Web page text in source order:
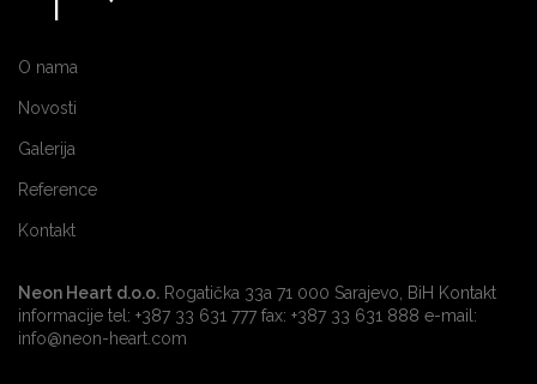
O nama
Novosti
Galerija
Reference
Kontakt
Neon Heart d.o.o. Rogatička 33a 71 000 Sarajevo, BiH Kontakt
informacije tel: +387 33 631 777 fax: +387 33 631 888 e-mail:
info@neon-heart.com